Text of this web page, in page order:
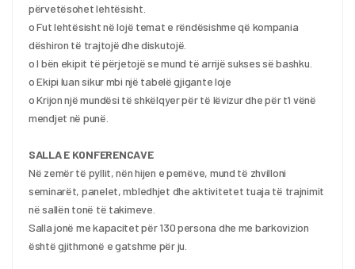
përvetësohet lehtësisht.
o Fut lehtësisht në lojë temat e rëndësishme që kompania
dëshiron të trajtojë dhe diskutojë.
o I bën ekipit të përjetojë se mund të arrijë sukses së bashku.
o Ekipi luan sikur mbi një tabelë gjigante loje
o Krijon një mundësi të shkëlqyer për të lëvizur dhe për t’i vënë
mendjet në punë.
SALLA E KONFERENCAVE
Në zemër të pyllit, nën hijen e pemëve, mund të zhvilloni
seminarët, panelet, mbledhjet dhe aktivitetet tuaja të trajnimit
në sallën tonë të takimeve.
Salla jonë me kapacitet për 130 persona dhe me barkovizion
është gjithmonë e gatshme për ju.